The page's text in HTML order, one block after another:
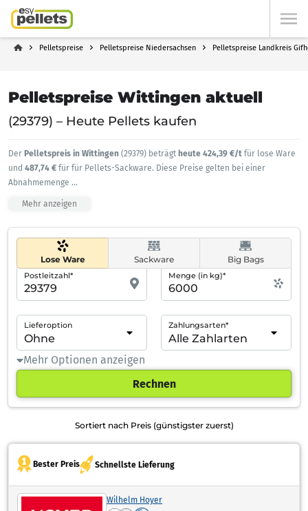
Pelletspreise Pelletspreise Niedersachsen Pelletspreise Landkreis
Pelletspreise Wittingen aktuell
(29379) – Heute Pellets kaufen
Der Pelletspreis in Wittingen (29379) beträgt heute 424,39 €/t für lose Ware
und 487,74 € für für Pellets-Sackware. Diese Preise gelten bei einer
Abnahmemenge ...
Mehr anzeigen
Lose Ware Sackware Big Bags
Postleitzahl* Menge (in kg)*
Lieferoption Zahlungsarten*
Mehr Optionen anzeigen
Rechnen
Sortiert nach Preis (günstigster zuerst)
Bester Preis Schnellste Lieferung
Wilhelm Hoyer